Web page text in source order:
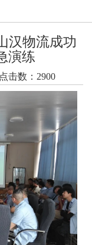
汉物流成功
演练
点击数：2900